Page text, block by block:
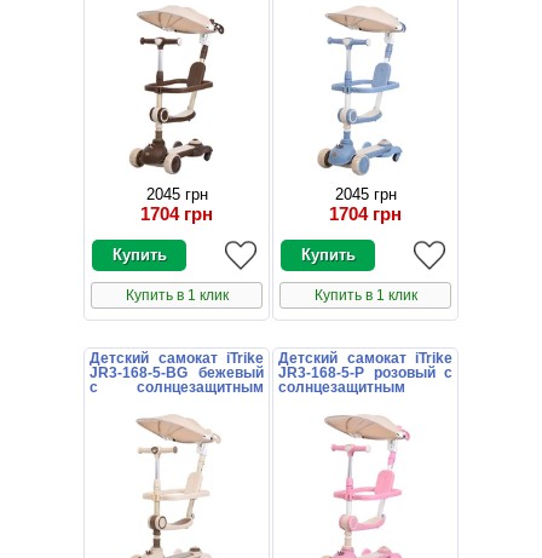
козырьком
2045 грн
1704 грн
Купить в 1 клик
2045 грн
1704 грн
Купить в 1 клик
Детский самокат iTrike
JR3-168-5-BG бежевый
с солнцезащитным
Детский самокат iTrike
JR3-168-5-P розовый с
солнцезащитным